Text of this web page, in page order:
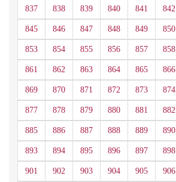
837 838 839 840 841 842
845 846 847 848 849 850
853 854 855 856 857 858
861 862 863 864 865 866
869 870 871 872 873 874
877 878 879 880 881 882
885 886 887 888 889 890
893 894 895 896 897 898
901 902 903 904 905 906